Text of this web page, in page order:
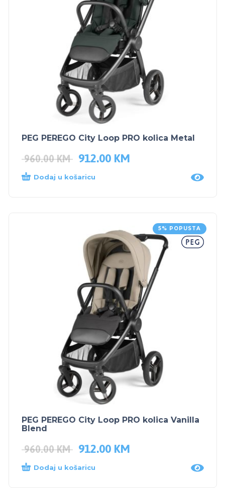
PEG PEREGO City Loop PRO kolica Metal
960.00KM 912.00 KM
Dodaj u košaricu
5% POPUSTA
PEG PEREGO City Loop PRO kolica Vanilla
Blend
960.00KM 912.00 KM
Dodaj u košaricu